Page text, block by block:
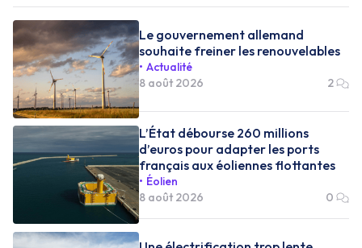
Le gouvernement allemand
souhaite freiner les renouvelables
Actualité
8 août 2026
2
L’État débourse 260 millions
d’euros pour adapter les ports
français aux éoliennes flottantes
Éolien
8 août 2026
0